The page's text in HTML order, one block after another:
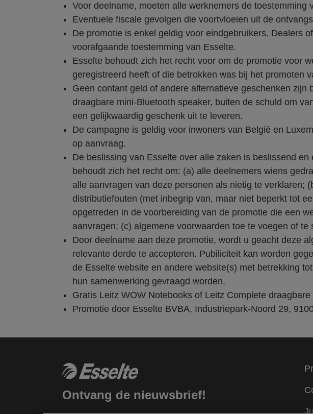
Voor deelname, moeten alle werknemers de toestemming
Eventuele fiscale gevolgen die voortvloeien uit de
De promotie is enkel geldig voor eindgebruikers. Dealers
voorafgaande toestemming van Esselte.
Esselte behoudt zich het recht voor om de promotie voor
geregistreerd heeft of die betrokken was bij het promoten
Geen contant geld of andere alternatieve geschenken
draagbare mini-Bluetooth speaker, buiten de schuld om
een gelijkwaardig geschenk uit te leveren.
De campagne is geldig voor inwoners van België en
op aanvraag.
De beslissing van Esselte over alle zaken is beslissend
behoudt zich het recht om: (a) alle deelnemers wiens
alle aanvragen van deze personen als nietig te verklaren;
distributiefouten (met inbegrip van, maar niet beperkt tot
opgetreden in de voorbereiding van de promotie die een
aanvragen; (c) algemene voorwaarden toe te voegen of
Door deelname aan deze promotie, wordt u geacht deze
relevante derde te accepteren. Pubiliciteit kan worden
de Esselte website en andere website(s) met betrekking
hun samenwerking gevraagd worden.
Gratis Leitz WOW Notebooks of Leitz Complete
Promotie door Esselte BVBA, Industriepark-Noord 29,
Ontvang de nieuwsbrief!